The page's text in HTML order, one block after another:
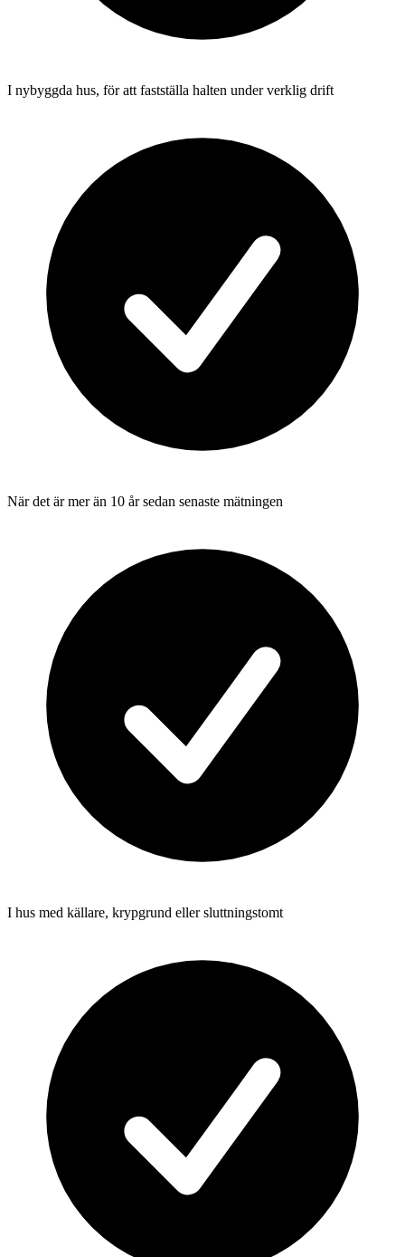
I nybyggda hus, för att fastställa halten under verklig drift
När det är mer än 10 år sedan senaste mätningen
I hus med källare, krypgrund eller sluttningstomt